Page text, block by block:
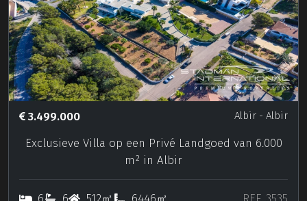
3.499.000 Albir - Albir
Exclusieve Villa op een Privé Landgoed van 6.000
m² in Albir